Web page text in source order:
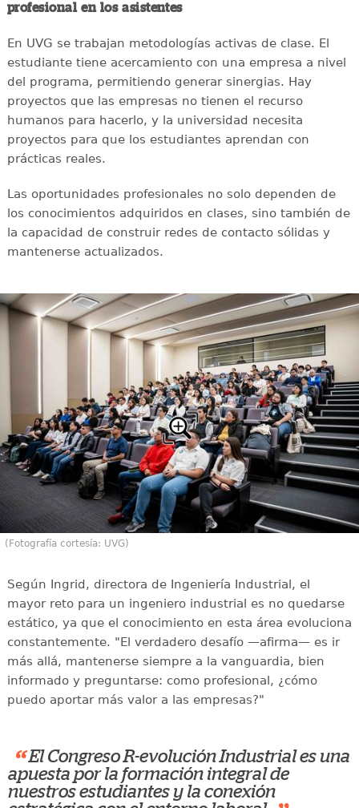
profesional en los asistentes
En UVG se trabajan metodologías activas de clase. El
estudiante tiene acercamiento con una empresa a nivel
del programa, permitiendo generar sinergias. Hay
proyectos que las empresas no tienen el recurso
humanos para hacerlo, y la universidad necesita
proyectos para que los estudiantes aprendan con
prácticas reales.
Las oportunidades profesionales no solo dependen de
los conocimientos adquiridos en clases, sino también de
la capacidad de construir redes de contacto sólidas y
mantenerse actualizados.
(Fotografía cortesía: UVG)
Según Ingrid, directora de Ingeniería Industrial, el
mayor reto para un ingeniero industrial es no quedarse
estático, ya que el conocimiento en esta área evoluciona
constantemente. "El verdadero desafío —afirma— es ir
más allá, mantenerse siempre a la vanguardia, bien
informado y preguntarse: como profesional, ¿cómo
puedo aportar más valor a las empresas?"
“ El Congreso R-evolución Industrial es una
apuesta por la formación integral de
nuestros estudiantes y la conexión